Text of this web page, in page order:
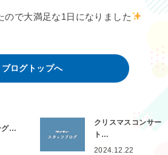
ので大満足な1日になりました
ブログトップへ
グ…
クリスマスコンサー
ト…
2024.12.22